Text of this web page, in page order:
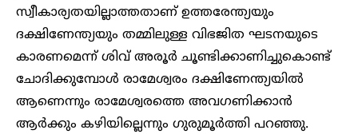
സ്വീകാര്യതയില്ലാത്തതാണ് ഉത്തരേന്ത്യയും
ദക്ഷിണേന്ത്യയും തമ്മിലുള്ള വിഭജിത ഘടനയുടെ
കാരണമെന്ന് ശിവ് അരൂർ ചൂണ്ടിക്കാണിച്ചുകൊണ്ട്
ചോദിക്കുമ്പോൾ രാമേശ്വരം ദക്ഷിണേന്ത്യയിൽ
ആണെന്നും രാമേശ്വരത്തെ അവഗണിക്കാൻ
ആർക്കും കഴിയില്ലെന്നും ഗുരുമൂർത്തി പറഞ്ഞു.